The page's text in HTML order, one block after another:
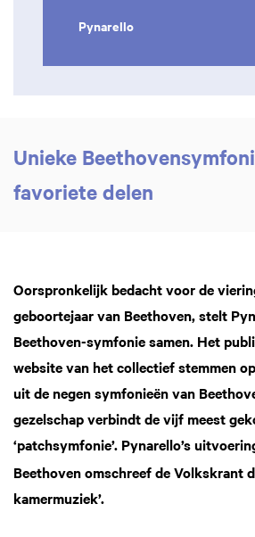
Pynarello
Unieke
favoriete delen
Oorspronkelijk bedacht voor de
geboortejaar van Beethoven, stelt
Beethoven-symfonie samen. Het
website van het collectief stemmen
uit de negen symfonieën van
gezelschap verbindt de vijf meest
‘patchsymfonie’. Pynarello’s
Beethoven omschreef de Volkskrant
kamermuziek’.